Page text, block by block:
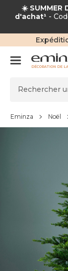
☀️ SUMMER
d'achat¹ -
DÉCORATION DE
Eminza Noël